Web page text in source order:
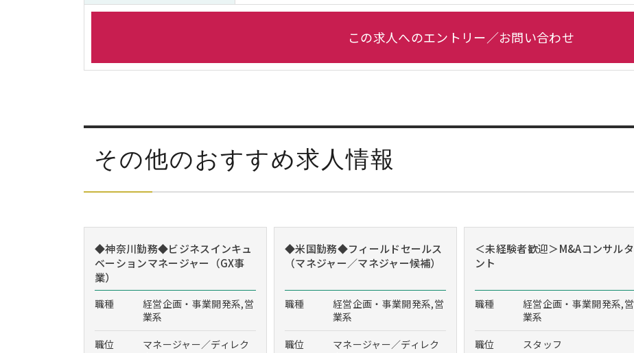
この求人へのエントリー／お問い合わせ
その他のおすすめ求人情報
◆神奈川勤務◆ビジネスインキュ
ベーションマネージャー（GX事
業）
職種
経営企画・事業開発系,営
業系
職位
マネージャー／ディレク
◆米国勤務◆フィールドセールス
（マネジャー／マネジャー候補）
職種
経営企画・事業開発系,営
業系
職位
マネージャー／ディレク
＜未経験者歓迎＞M&Aコンサルタ
ント
職種
経営企画・事業開発系,営
業系
職位
スタッフ